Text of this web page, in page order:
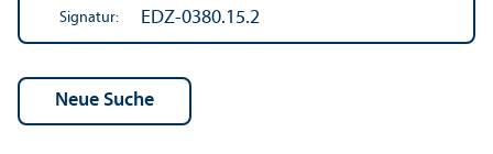
Signatur: EDZ-0380.15.2